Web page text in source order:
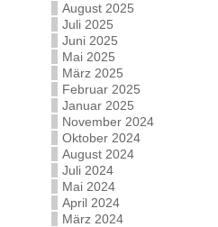
August 2025
Juli 2025
Juni 2025
Mai 2025
März 2025
Februar 2025
Januar 2025
November 2024
Oktober 2024
August 2024
Juli 2024
Mai 2024
April 2024
März 2024